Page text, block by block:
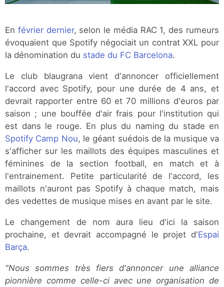
En février dernier, selon le média RAC 1, des rumeurs
évoquaient que Spotify négociait un contrat XXL pour
la dénomination du stade du FC Barcelona.
Le club blaugrana vient d'annoncer officiellement
l'accord avec Spotify, pour une durée de 4 ans, et
devrait rapporter entre 60 et 70 millions d'euros par
saison ; une bouffée d'air frais pour l'institution qui
est dans le rouge. En plus du naming du stade en
Spotify Camp Nou, le géant suédois de la musique va
s'afficher sur les maillots des équipes masculines et
féminines de la section football, en match et à
l'entrainement. Petite particularité de l'accord, les
maillots n'auront pas Spotify à chaque match, mais
des vedettes de musique mises en avant par le site.
Le changement de nom aura lieu d'ici la saison
prochaine, et devrait accompagné le projet d'Espai
Barça.
"Nous sommes très fiers d'annoncer une alliance
pionnière comme celle-ci avec une organisation de